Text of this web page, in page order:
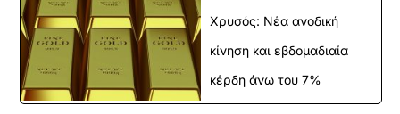
Χρυσός: Νέα ανοδική
κίνηση και εβδομαδιαία
κέρδη άνω του 7%